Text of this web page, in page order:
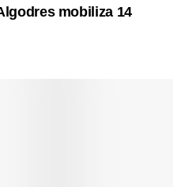
mobiliza 14